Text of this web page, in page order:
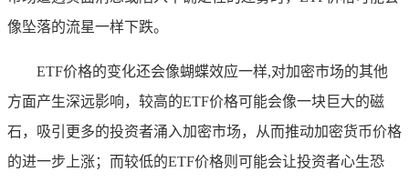
像坠落的流星一样下跌。
ETF价格的变化还会像蝴蝶效应一样,对加密市场的其他
方面产生深远影响，较高的ETF价格可能会像一块巨大的磁
石，吸引更多的投资者涌入加密市场，从而推动加密货币价格
的进一步上涨；而较低的ETF价格则可能会让投资者心生恐